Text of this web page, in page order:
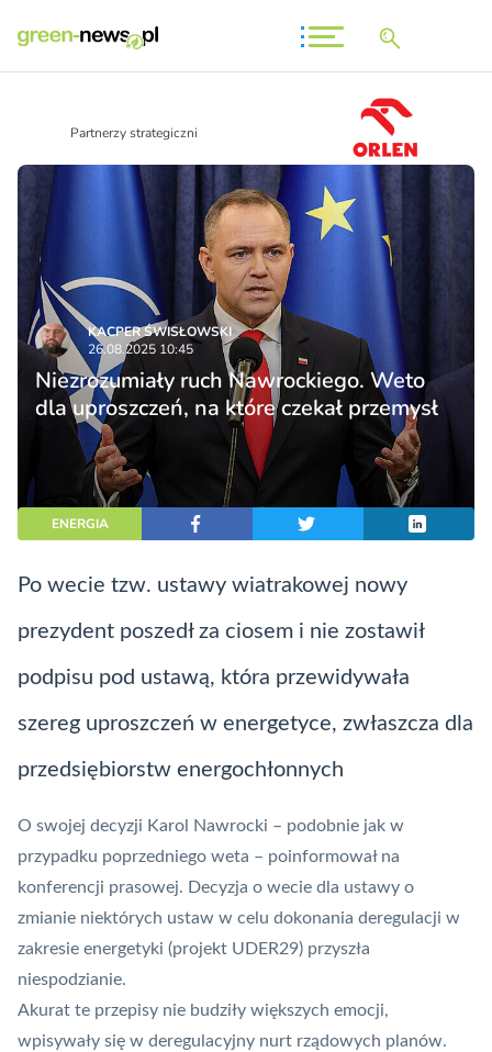
Partnerzy strategiczni
KACPER ŚWISŁO­WSKI
26.08.2025 10:45
Niezrozumiały ruch Nawrockiego. Weto
dla uproszczeń, na które czekał przemysł
ENERGIA
Po wecie tzw. ustawy wiatrakowej nowy
prezydent poszedł za ciosem i nie zostawił
podpisu pod ustawą, która przewidywała
szereg uproszczeń w energetyce, zwłaszcza dla
przedsiębiorstw energochłonnych
O swojej decyzji Karol Nawrocki – podobnie jak w
przypadku poprzedniego weta – poinformował na
konferencji prasowej. Decyzja o wecie dla ustawy o
zmianie niektórych ustaw w celu dokonania deregulacji w
zakresie energetyki (projekt UDER29) przyszła
niespodzianie.
Akurat te przepisy nie budziły większych emocji,
wpisywały się w deregulacyjny nurt rządowych planów.